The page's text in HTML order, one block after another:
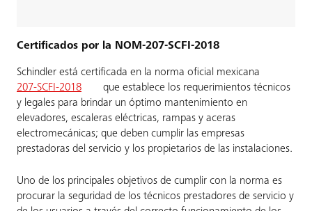
Certificados por la NOM-207-SCFI-2018
Schindler está certificada en la norma oficial mexicana
207-SCFI-2018
que establece los requerimientos técnicos
y legales para brindar un óptimo mantenimiento en
elevadores, escaleras eléctricas, rampas y aceras
electromecánicas; que deben cumplir las empresas
prestadoras del servicio y los propietarios de las instalaciones.
Uno de los principales objetivos de cumplir con la norma es
procurar la seguridad de los técnicos prestadores de servicio y